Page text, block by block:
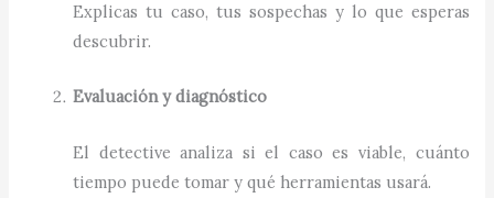
Explicas tu caso, tus sospechas y lo que esperas
descubrir.
Evaluación y diagnóstico
El detective analiza si el caso es viable, cuánto
tiempo puede tomar y qué herramientas usará.